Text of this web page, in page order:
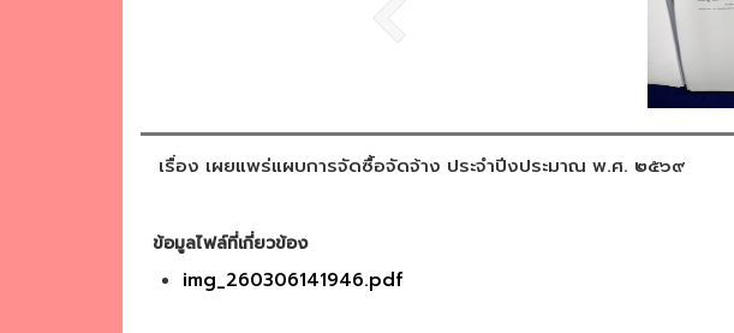
เรื่อง เผยแพร่แผบการจัดซื้อจัดจ้าง ประจำปีงประมาณ พ.ศ. ๒๕๖๙
ข้อมูลไฟล์ที่เกี่ยวข้อง
img_260306141946.pdf